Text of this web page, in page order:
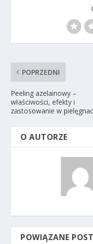
POPRZEDNI
Peeling azelainowy –
właściwości, efekty i
zastosowanie w
O AUTORZE
POWIĄZANE